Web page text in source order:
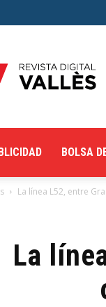
Digital
del
BOLSA
La línea L52, entre
La